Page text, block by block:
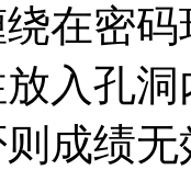
在密
入孔
则成绩